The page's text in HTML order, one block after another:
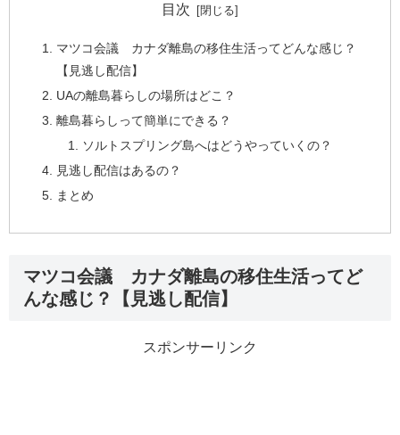
目次
マツコ会議 カナダ離島の移住生活ってどんな感じ？
【見逃し配信】
UAの離島暮らしの場所はどこ？
離島暮らしって簡単にできる？
ソルトスプリング島へはどうやっていくの？
見逃し配信はあるの？
まとめ
マツコ会議 カナダ離島の移住生活ってど
んな感じ？【見逃し配信】
スポンサーリンク